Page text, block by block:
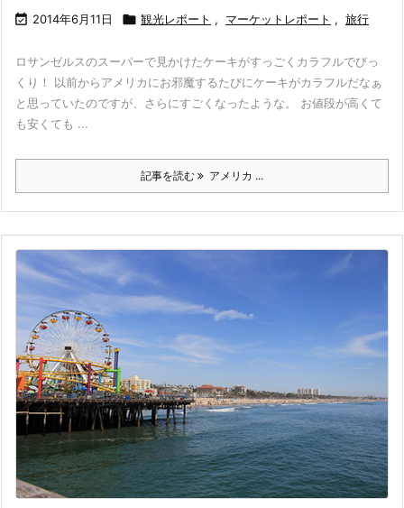
 2014年6月11日  観光レポート , マーケットレポート , 旅行
ロサンゼルスのスーパーで見かけたケーキがすっごくカラフルでびっ
くり！ 以前からアメリカにお邪魔するたびにケーキがカラフルだなぁ
と思っていたのですが、さらにすごくなったような。 お値段が高くて
も安くても ...
記事を読む アメリカ ...